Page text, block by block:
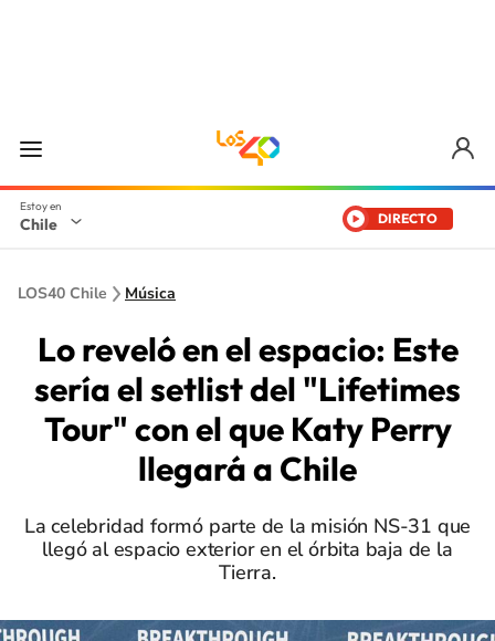
Chile DIRECTO
LOS40 Chile Música
Lo reveló en el espacio: Este
sería el setlist del "Lifetimes
Tour" con el que Katy Perry
llegará a Chile
La celebridad formó parte de la misión NS-31 que
llegó al espacio exterior en el órbita baja de la
Tierra.